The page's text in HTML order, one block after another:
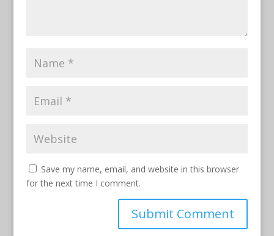
Save my name, email, and website in this browser
for the next time I comment.